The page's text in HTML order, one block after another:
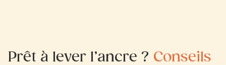
Prêt à lever l’ancre ? Conseils